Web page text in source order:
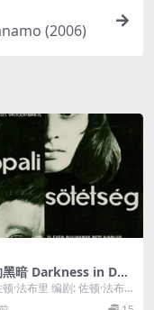
(2006)
黑暗 Darkness in Day
·法布里 编剧: 佐顿·法布
Palotai 主演...